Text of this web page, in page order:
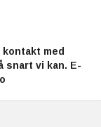
med
snart vi kan. E-